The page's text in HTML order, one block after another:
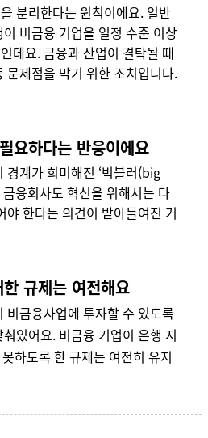
분리한다는 원칙이에요. 일반
비금융 기업을 일정 수준 이상
데요. 금융과 산업이 결탁될 때
문제점을 막기 위한 조치입니다.
요하다는 반응이에요
경계가 희미해진 ‘빅블러(big
융회사도 혁신을 위해서는 다
야 한다는 의견이 받아들여진 거
규제는 여전해요
비금융사업에 투자할 수 있도록
있어요. 비금융 기업이 은행 지
하도록 한 규제는 여전히 유지